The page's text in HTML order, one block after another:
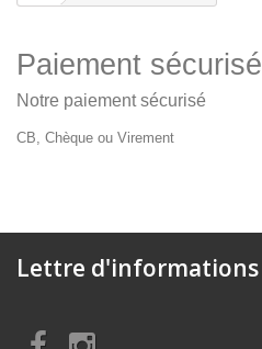
Paiement sécurisé
Notre paiement sécurisé
CB, Chèque ou Virement
Lettre d'informations